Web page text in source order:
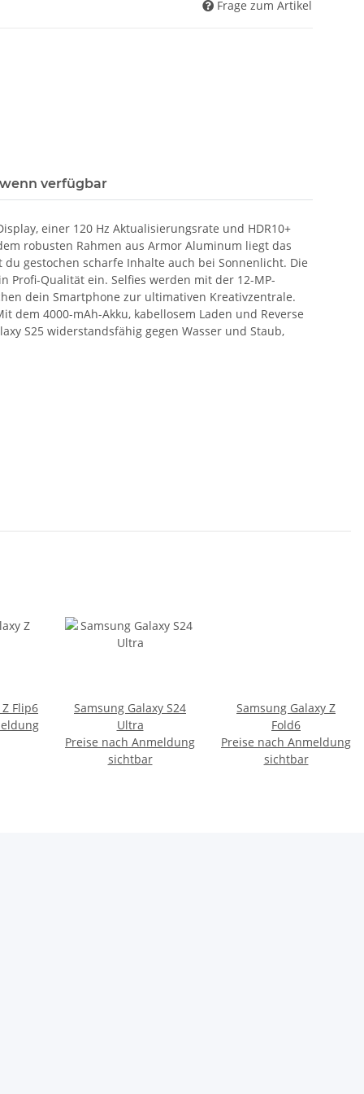
Frage zum Artikel
verfügbar
einer 120 Hz Aktualisierungsrate und HDR10+
robusten Rahmen aus Armor Aluminum liegt das
gestochen scharfe Inhalte auch bei Sonnenlicht. Die
Profi-Qualität ein. Selfies werden mit der 12-MP-
dein Smartphone zur ultimativen Kreativzentrale.
dem 4000-mAh-Akku, kabellosem Laden und Reverse
S25 widerstandsfähig gegen Wasser und Staub,
Flip6
Samsung Galaxy S24
Ultra
Preise nach Anmeldung
sichtbar
Samsung Galaxy Z
Fold6
Preise nach Anmeldung
sichtbar